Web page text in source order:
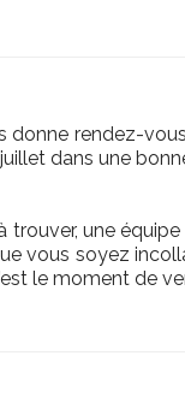
donne rendez-
dans une
trouver, une
vous soyez
le moment de